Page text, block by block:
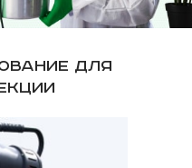
для